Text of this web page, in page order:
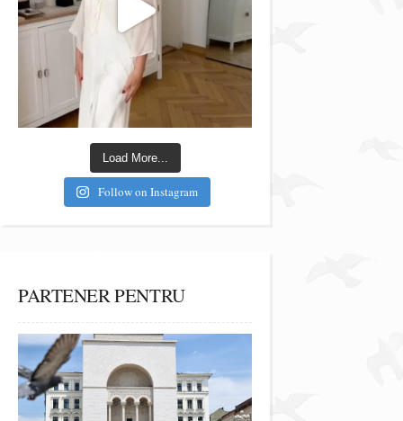
Load More...
Follow on Instagram
PARTENER PENTRU